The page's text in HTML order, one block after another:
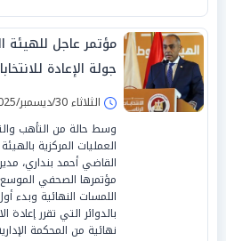
مؤتمر عاجل للهيئة
جولة الإعادة
الثلاثاء 30/ديسمبر/2025 - 09:51 م
وسط حالة من التأهب
العمليات المركزية
القاضي أحمد بنداري،
مؤتمرها الصحفي الموسع
اللمسات النهائية وبدء
بالدوائر التي تقرر إعادة
نهائية من المحكمة